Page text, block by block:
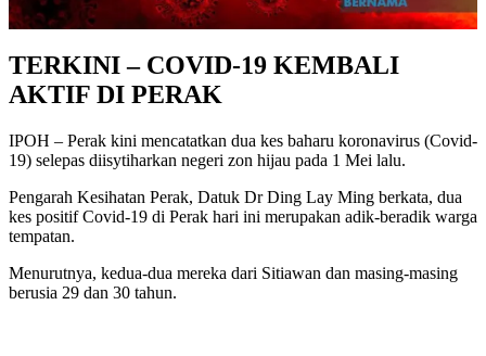
TERKINI – COVID-19 KEMBALI
AKTIF DI PERAK
IPOH – Perak kini mencatatkan dua kes baharu koronavirus (Covid-
19) selepas diisytiharkan negeri zon hijau pada 1 Mei lalu.
Pengarah Kesihatan Perak, Datuk Dr Ding Lay Ming berkata, dua
kes positif Covid-19 di Perak hari ini merupakan adik-beradik warga
tempatan.
Menurutnya, kedua-dua mereka dari Sitiawan dan masing-masing
berusia 29 dan 30 tahun.